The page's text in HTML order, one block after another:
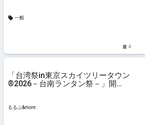
一般
4
「台湾祭in東京スカイツリータウン
®2026－台南ランタン祭－」開
るるぶ&more.